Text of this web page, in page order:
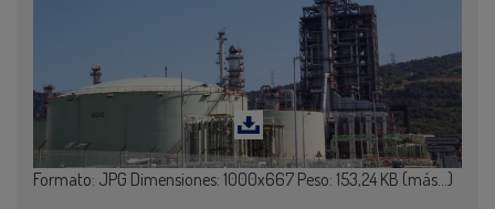
Formato: JPG Dimensiones: 1000x667 Peso: 153,24 KB (más…)